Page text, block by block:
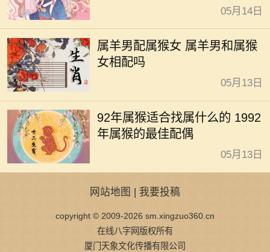
05月14日
属羊男配属猴女 属羊男和属猴
女相配吗
05月13日
92年属猴适合找属什么的 1992
年属猴的最佳配偶
05月13日
网站地图 | 我要投稿
copyright © 2009-2026 sm.xingzuo360.cn
在线八字网版权所有
厦门天象文化传播有限公司